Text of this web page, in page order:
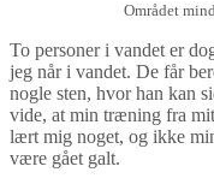
Området
To personer i vandet er
jeg når i vandet. De får
nogle sten, hvor han kan
vide, at min træning fra
lært mig noget, og ikke
være gået galt.